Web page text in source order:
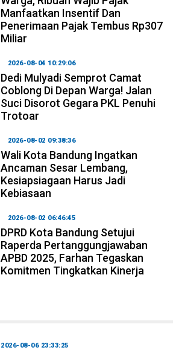
Manfaatkan Insentif Dan
Penerimaan Pajak Tembus Rp307
Miliar
2026-08-04 10:29:06
Dedi Mulyadi Semprot Camat
Coblong Di Depan Warga! Jalan
Suci Disorot Gegara PKL Penuhi
Trotoar
2026-08-02 09:38:36
Wali Kota Bandung Ingatkan
Ancaman Sesar Lembang,
Kesiapsiagaan Harus Jadi
Kebiasaan
2026-08-02 06:46:45
DPRD Kota Bandung Setujui
Raperda Pertanggungjawaban
APBD 2025, Farhan Tegaskan
Komitmen Tingkatkan Kinerja
2026-08-06 23:33:25